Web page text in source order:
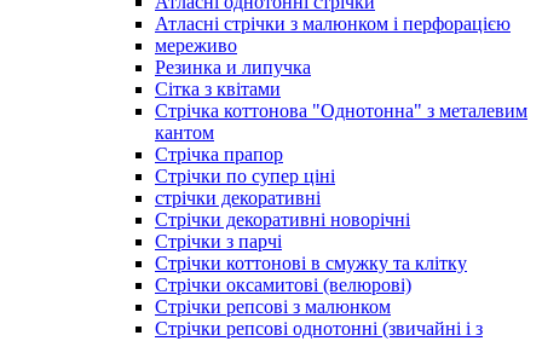
Атласні стрічки з малюнком і перфорацією
мереживо
Резинка и липучка
Сітка з квітами
Стрічка коттонова "Однотонна" з металевим
кантом
Стрічка прапор
Стрічки по супер ціні
стрічки декоративні
Стрічки декоративні новорічні
Стрічки з парчі
Стрічки коттонові в смужку та клітку
Стрічки оксамитові (велюрові)
Стрічки репсові з малюнком
Стрічки репсові однотонні (звичайні і з